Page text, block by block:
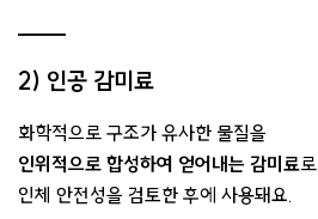
2) 인공 감미료
화학적으로 구조가 유사한 물질을
인위적으로 합성하여 얻어내는 감미료로
인체 안전성을 검토한 후에 사용돼요.